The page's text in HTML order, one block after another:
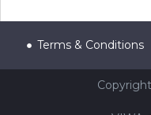
Terms & Conditions